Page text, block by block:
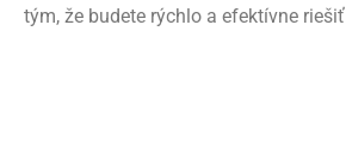
tým, že budete rýchlo a efektívne